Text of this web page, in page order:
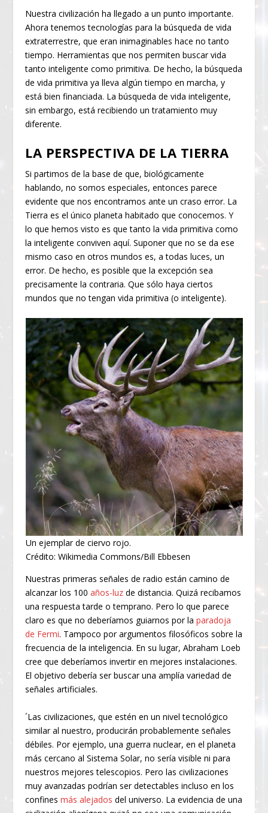
Nuestra civilización ha llegado a un punto importante.
Ahora tenemos tecnologías para la búsqueda de vida
extraterrestre, que eran inimaginables hace no tanto
tiempo. Herramientas que nos permiten buscar vida
tanto inteligente como primitiva. De hecho, la búsqueda
de vida primitiva ya lleva algún tiempo en marcha, y
está bien financiada. La búsqueda de vida inteligente,
sin embargo, está recibiendo un tratamiento muy
diferente.
LA PERSPECTIVA DE LA TIERRA
Si partimos de la base de que, biológicamente
hablando, no somos especiales, entonces parece
evidente que nos encontramos ante un craso error. La
Tierra es el único planeta habitado que conocemos. Y
lo que hemos visto es que tanto la vida primitiva como
la inteligente conviven aquí. Suponer que no se da ese
mismo caso en otros mundos es, a todas luces, un
error. De hecho, es posible que la excepción sea
precisamente la contraria. Que sólo haya ciertos
mundos que no tengan vida primitiva (o inteligente).
Un ejemplar de ciervo rojo.
Crédito: Wikimedia Commons/Bill Ebbesen
Nuestras primeras señales de radio están camino de
alcanzar los 100años-luz de distancia. Quizá recibamos
una respuesta tarde o temprano. Pero lo que parece
claro es que no deberíamos guiarnos por laparadoja
de Fermi. Tampoco por argumentos filosóficos sobre la
frecuencia de la inteligencia. En su lugar, Abraham Loeb
cree que deberíamos invertir en mejores instalaciones.
El objetivo debería ser buscar una amplía variedad de
señales artificiales.
´Las civilizaciones, que estén en un nivel tecnológico
similar al nuestro, producirán probablemente señales
débiles. Por ejemplo, una guerra nuclear, en el planeta
más cercano al Sistema Solar, no sería visible ni para
nuestros mejores telescopios. Pero las civilizaciones
muy avanzadas podrían ser detectables incluso en los
confinesmás alejados del universo. La evidencia de una